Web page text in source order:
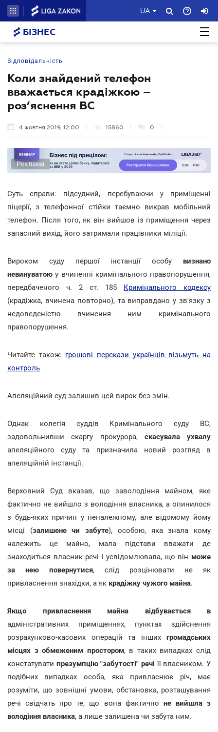
UA
БІЗНЕС
Відповідальність
Коли знайдений телефон
вважається крадіжкою –
роз’яснення ВС
4 жовтня 2019, 12:00 15860 0
Реклама
Суть справи: підсудний, перебуваючи у приміщенні
піцерії, з телефонної стійки таємно викрав мобільний
телефон. Після того, як він вийшов із приміщення через
запасний вихід, його затримали працівники міліції.
Вироком суду першої інстанції особу визнано
невинуватою у вчиненні кримінального правопорушення,
передбаченого ч. 2 ст. 185 Кримінального кодексу
(крадіжка, вчинена повторно), та виправдано у зв'язку з
недоведеністю вчинення ним кримінального
правопорушення.
Читайте також: грошові перекази українців візьмуть на
контроль
Апеляційний суд залишив цей вирок без змін.
Однак колегія суддів Кримінального суду ВС,
задовольнивши скаргу прокурора, скасувала ухвалу
апеляційного суду та призначила новий розгляд в
апеляційній інстанції.
Верховний Суд вказав, що заволодіння майном, яке
фактично не вийшло з володіння власника, а опинилося
з будь-яких причин у неналежному, але відомому йому
місці (залишене чи забуте), особою, яка знала кому
належить це майно, мала підстави вважати де
знаходиться власник речі і усвідомлювала, що він може
за нею повернутися, слід розцінювати не як
привласнення знахідки, а як крадіжку чужого майна.
Якщо привласнення майна відбувається в
адміністративних приміщеннях, пунктах здійснення
розрахунково-касових операцій та інших громадських
місцях з обмеженим простором, в таких випадках слід
констатувати презумпцію "забутості" речі її власником. У
подібних випадках особа, яка привласнює річ, має
розуміти, що зовнішні умови, обстановка, розташування
речі свідчать про те, що вона фактично не вийшла з
володіння власника, а лише залишена чи забута ним.